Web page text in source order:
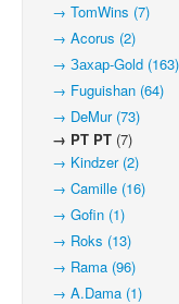
→ TomWins (7)
→ Acorus (2)
→ Захар-Gold (163)
→ Fuguishan (64)
→ DeMur (73)
→ PT PT (7)
→ Kindzer (2)
→ Camille (16)
→ Gofin (1)
→ Roks (13)
→ Rama (96)
→ A.Dama (1)